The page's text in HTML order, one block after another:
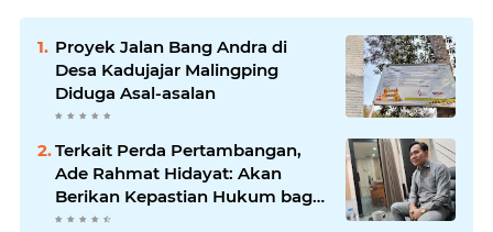
Proyek Jalan Bang Andra di
Desa Kadujajar Malingping
Diduga Asal-asalan
Terkait Perda Pertambangan,
Ade Rahmat Hidayat: Akan
Berikan Kepastian Hukum bagi
Masyarakat dan Pelaku Usaha